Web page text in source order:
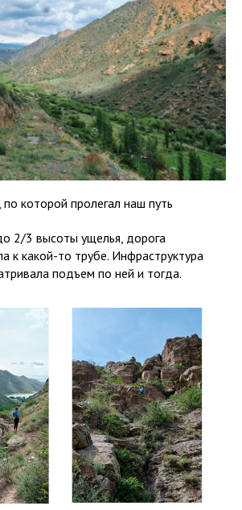
которой пролегал наш путь
2/3 высоты ущелья, дорога
к какой-то трубе. Инфраструктура
подъем по ней и тогда.